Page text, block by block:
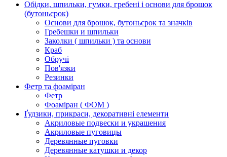
Обідки, шпильки, гумки, гребені і основи для брошок
(бутоньєрок)
Основи для брошок, бутоньєрок та значків
Гребешки и шпильки
Заколки ( шпильки ) та основи
Краб
Обручі
Пов'язки
Резинки
Фетр та фоаміран
Фетр
Фоаміран ( ФОМ )
Ґудзики, прикраси, декоративні елементи
Акриловые подвески и украшения
Акриловые пуговицы
Деревянные пуговки
Деревянные катушки и декор